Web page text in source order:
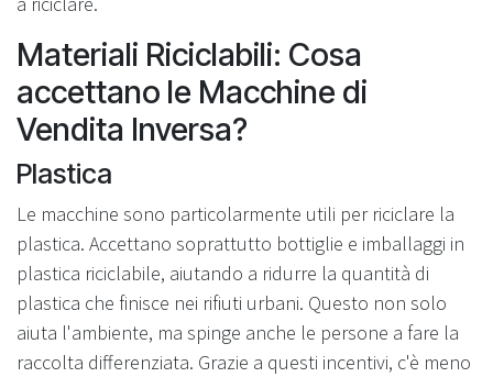
Materiali Riciclabili: Cosa
accettano le Macchine di
Vendita Inversa?
Plastica
Le macchine sono particolarmente utili per riciclare la
plastica. Accettano soprattutto bottiglie e imballaggi in
plastica riciclabile, aiutando a ridurre la quantità di
plastica che finisce nei rifiuti urbani. Questo non solo
aiuta l'ambiente, ma spinge anche le persone a fare la
raccolta differenziata. Grazie a questi incentivi, c'è meno